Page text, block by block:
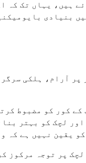
ہیں، یہاں تک
بنیادی
آرام، ہلکی
کور کو مضبوط
لچک کو بہتر
کو یقین نہیں ہے کہ
پر توجہ مرکوز